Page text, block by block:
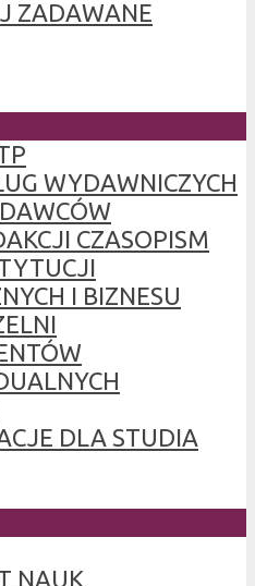
ZADAWANE
WYDAWNICZYCH
CZASOPISM
I BIZNESU
DLA STUDIA
NAUK